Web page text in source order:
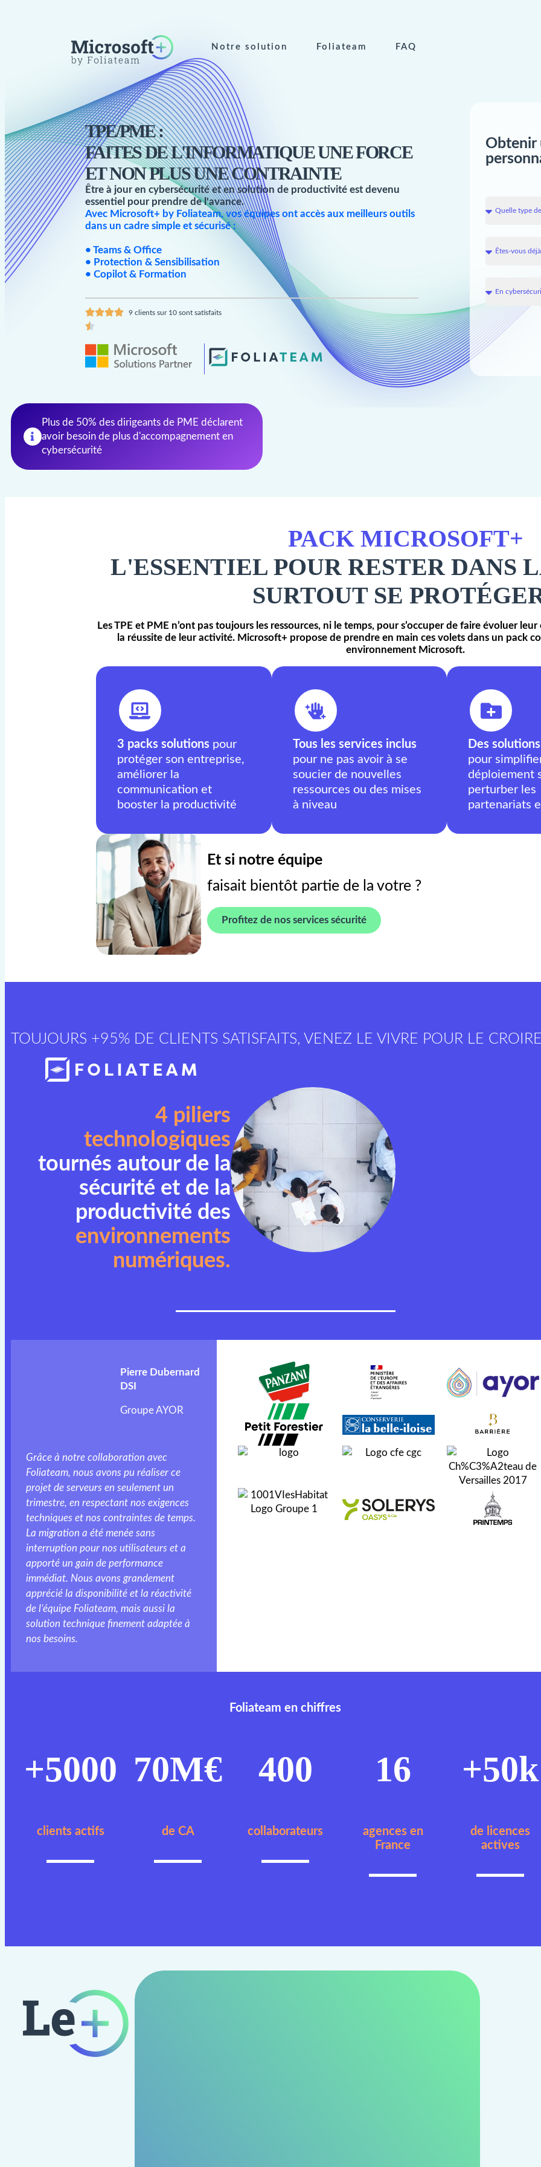
Notre solution Foliateam FAQ
TPE/PME :
FAITES DE L'INFORMATIQUE UNE FORCE
ET NON PLUS UNE CONTRAINTE
Être à jour en cybersécurité et en solution de productivité est devenu
essentiel pour prendre de l'avance.
Avec Microsoft+ by Foliateam, vos équipes ont accès aux meilleurs outils
dans un cadre simple et sécurisé :
• Teams & Office
• Protection & Sensibilisation
• Copilot & Formation
9 clients sur 10 sont satisfaits
Obtenir
Plus de 50% des dirigeants de PME déclarent
avoir besoin de plus d'accompagnement en
cybersécurité
PACK MICROSOFT+
L'ESSENTIEL POUR RESTER DANS
SURTOUT SE
Les TPE et PME n’ont pas toujours les ressources, ni le temps, pour s’occuper de faire évoluer
la réussite de leur activité. Microsoft+ propose de prendre en main ces volets dans un pack
environnement Microsoft.
3 packs solutions pour
protéger son entreprise,
améliorer la
communication et
booster la productivité
Tous les services inclus
pour ne pas avoir à se
soucier de nouvelles
ressources ou des mises
à niveau
Des
pour
déploiement
perturber les
partenariats
Et si notre équipe
faisait bientôt partie de la votre ?
Profitez de nos services sécurité
TOUJOURS +95% DE CLIENTS SATISFAITS, VENEZ LE VIVRE POUR LE
4 piliers
technologiques
tournés autour de la
sécurité et de la
productivité des
environnements
numériques.
Pierre Dubernard
DSI
Groupe AYOR
Grâce à notre collaboration avec
Foliateam, nous avons pu réaliser ce
projet de serveurs en seulement un
trimestre, en respectant nos exigences
techniques et nos contraintes de temps.
La migration a été menée sans
interruption pour nos utilisateurs et a
apporté un gain de performance
immédiat. Nous avons grandement
apprécié la disponibilité et la réactivité
de l’équipe Foliateam, mais aussi la
solution technique finement adaptée à
nos besoins.
Foliateam en chiffres
+5000
clients actifs
70M€
de CA
400
collaborateurs
16
agences en
France
+50k
de licences
actives